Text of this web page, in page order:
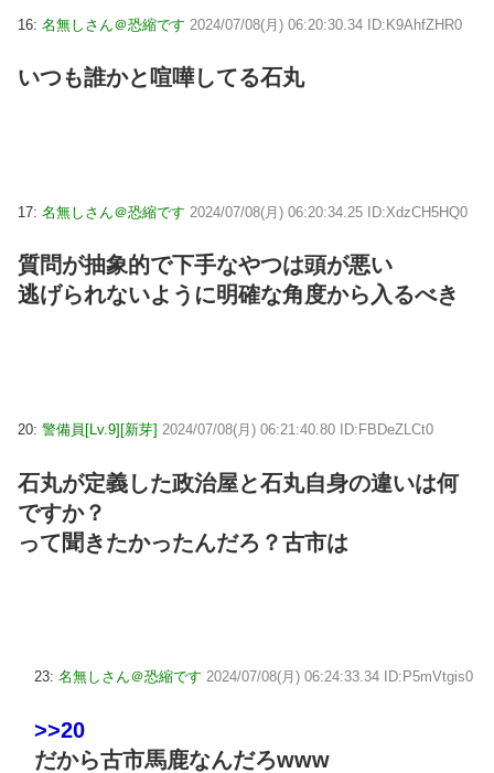
16: 名無しさん＠恐縮です 2024/07/08(月) 06:20:30.34 ID:K9AhfZHR0
いつも誰かと喧嘩してる石丸
17: 名無しさん＠恐縮です 2024/07/08(月) 06:20:34.25 ID:XdzCH5HQ0
質問が抽象的で下手なやつは頭が悪い
逃げられないように明確な角度から入るべき
20: 警備員[Lv.9][新芽] 2024/07/08(月) 06:21:40.80 ID:FBDeZLCt0
石丸が定義した政治屋と石丸自身の違いは何
ですか？
って聞きたかったんだろ？古市は
23: 名無しさん＠恐縮です 2024/07/08(月) 06:24:33.34 ID:P5mVtgis0
>>20
だから古市馬鹿なんだろwww